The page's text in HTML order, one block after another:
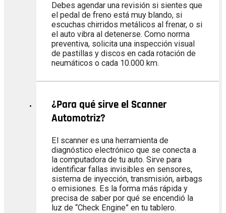
Debes agendar una revisión si sientes que
el pedal de freno está muy blando, si
escuchas chirridos metálicos al frenar, o si
el auto vibra al detenerse. Como norma
preventiva, solicita una inspección visual
de pastillas y discos en cada rotación de
neumáticos o cada 10.000 km.
¿Para qué sirve el Scanner
Automotriz?
El scanner es una herramienta de
diagnóstico electrónico que se conecta a
la computadora de tu auto. Sirve para
identificar fallas invisibles en sensores,
sistema de inyección, transmisión, airbags
o emisiones. Es la forma más rápida y
precisa de saber por qué se encendió la
luz de “Check Engine” en tu tablero.